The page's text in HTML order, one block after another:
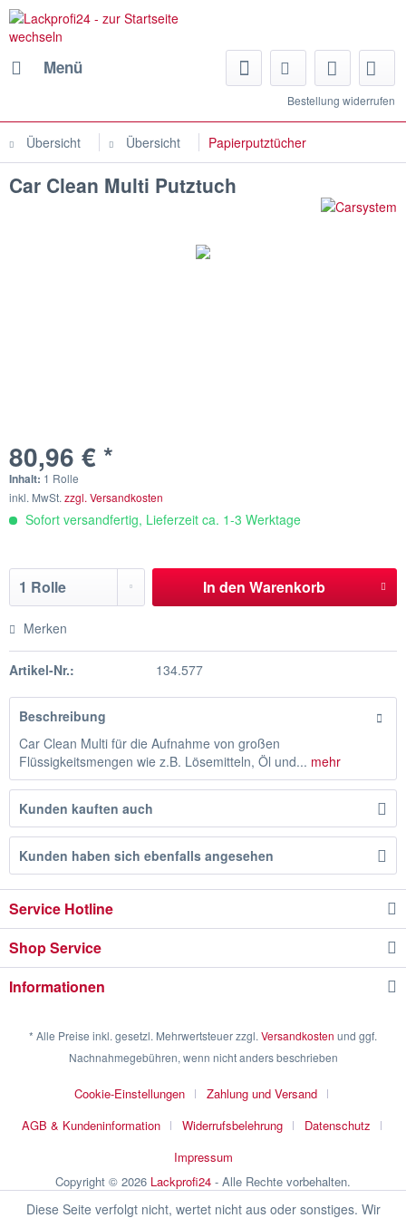
Menü
Bestellung widerrufen
Übersicht Übersicht Papierputztücher
Car Clean Multi Putztuch
80,96 € *
Inhalt: 1 Rolle
inkl. MwSt. zzgl. Versandkosten
Sofort versandfertig, Lieferzeit ca. 1-3 Werktage
In den Warenkorb
Merken
Artikel-Nr.: 134.577
Beschreibung
Car Clean Multi für die Aufnahme von großen
Flüssigkeitsmengen wie z.B. Lösemitteln, Öl und... mehr
Kunden kauften auch
Kunden haben sich ebenfalls angesehen
Service Hotline
Shop Service
Informationen
* Alle Preise inkl. gesetzl. Mehrwertsteuer zzgl. Versandkosten und ggf.
Nachnahmegebühren, wenn nicht anders beschrieben
Cookie-Einstellungen
Zahlung und Versand
AGB & Kundeninformation
Widerrufsbelehrung
Datenschutz
Impressum
Copyright © 2026 Lackprofi24 - Alle Rechte vorbehalten.
Diese Seite verfolgt nicht, wertet nicht aus oder sonstiges. Wir